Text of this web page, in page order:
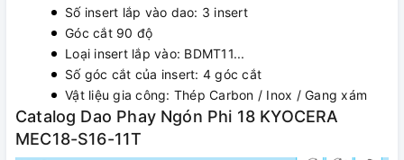
Số insert lắp vào dao: 3 insert
Góc cắt 90 độ
Loại insert lắp vào: BDMT11...
Số góc cắt của insert: 4 góc cắt
Vật liệu gia công: Thép Carbon / Inox / Gang xám
Catalog Dao Phay Ngón Phi 18 KYOCERA
MEC18-S16-11T